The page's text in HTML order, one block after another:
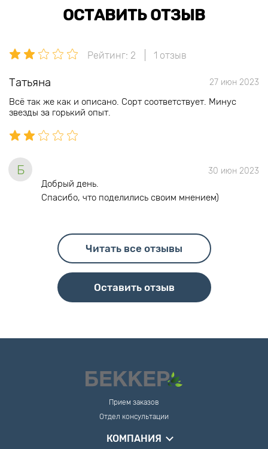
ОСТАВИТЬ ОТЗЫВ
Рейтинг: 2 1 отзыв
Татьяна 27 июн 2023
Всё так же как и описано. Сорт соответствует. Минус
звезды за горький опыт.
Б 30 июн 2023
Добрый день.
Спасибо, что поделились своим мнением)
Читать все отзывы
Оставить отзыв
Прием заказов
Отдел консультации
КОМПАНИЯ